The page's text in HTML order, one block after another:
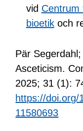
vid Centrum
bioetikoch
Pär
Asceticism.
2025; 31 (1):
https://doi.org/
11580693